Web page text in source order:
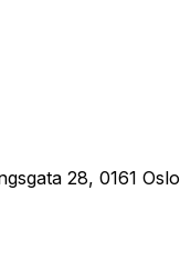
28, 0161 Oslo